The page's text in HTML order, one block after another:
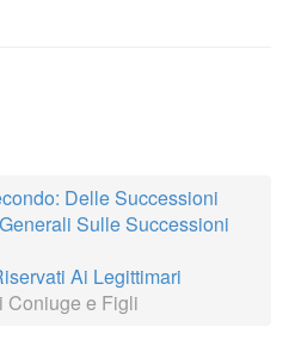
Delle Successioni
Sulle Successioni
Ai Legittimari
Coniuge e Figli